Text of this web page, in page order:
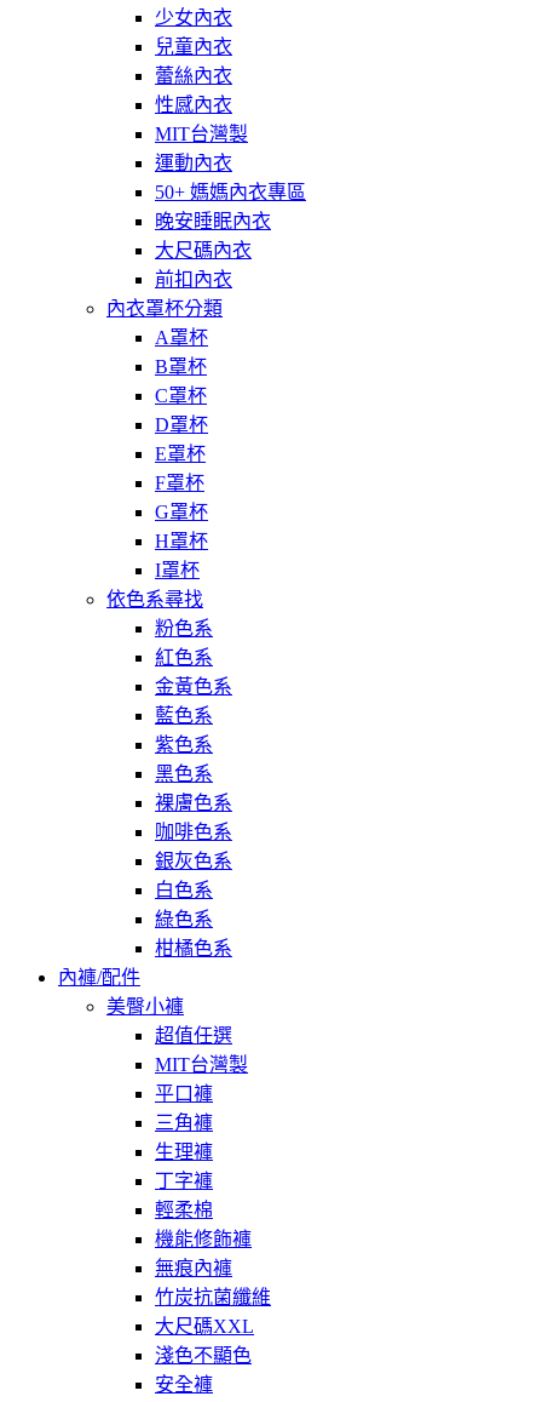
少女內衣
兒童內衣
蕾絲內衣
性感內衣
MIT台灣製
運動內衣
50+ 媽媽內衣專區
晚安睡眠內衣
大尺碼內衣
前扣內衣
內衣罩杯分類
A罩杯
B罩杯
C罩杯
D罩杯
E罩杯
F罩杯
G罩杯
H罩杯
I罩杯
依色系尋找
粉色系
紅色系
金黃色系
藍色系
紫色系
黑色系
裸膚色系
咖啡色系
銀灰色系
白色系
綠色系
柑橘色系
內褲/配件
美臀小褲
超值任選
MIT台灣製
平口褲
三角褲
生理褲
丁字褲
輕柔棉
機能修飾褲
無痕內褲
竹炭抗菌纖維
大尺碼XXL
淺色不顯色
安全褲